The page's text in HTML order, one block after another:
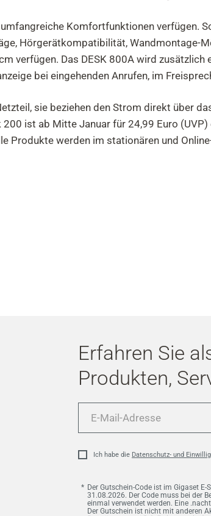
Komfortfunktionen verfügen.
Hörgerätkompatibilität, Wandmontage-
verfügen. Das DESK 800A wird
bei eingehenden Anrufen, im
sie beziehen den Strom direkt über
ist ab Mitte Januar für 24,99 Euro
Produkte werden im stationären und
Erfahren Sie
Produkten,
Ich habe die Datenschutz- und
Der Gutschein-Code ist im Gigaset
31.08.2026. Der Code muss bei der
einmal verwendet werden. Eine
Der Gutschein ist nicht mit anderen